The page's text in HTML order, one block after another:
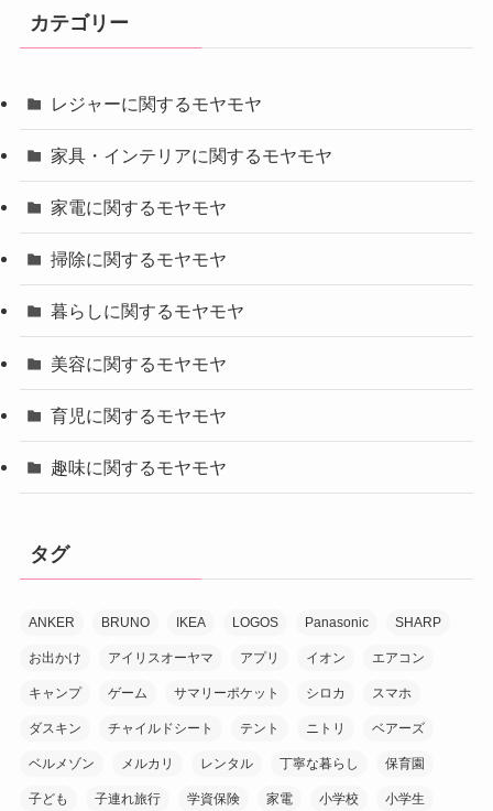
カテゴリー
レジャーに関するモヤモヤ
家具・インテリアに関するモヤモヤ
家電に関するモヤモヤ
掃除に関するモヤモヤ
暮らしに関するモヤモヤ
美容に関するモヤモヤ
育児に関するモヤモヤ
趣味に関するモヤモヤ
タグ
ANKER BRUNO IKEA LOGOS Panasonic SHARP
お出かけ アイリスオーヤマ アプリ イオン エアコン
キャンプ ゲーム サマリーポケット シロカ スマホ
ダスキン チャイルドシート テント ニトリ ベアーズ
ベルメゾン メルカリ レンタル 丁寧な暮らし 保育園
子ども 子連れ旅行 学資保険 家電 小学校 小学生